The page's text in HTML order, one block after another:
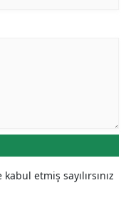
etmiş sayılırsınız